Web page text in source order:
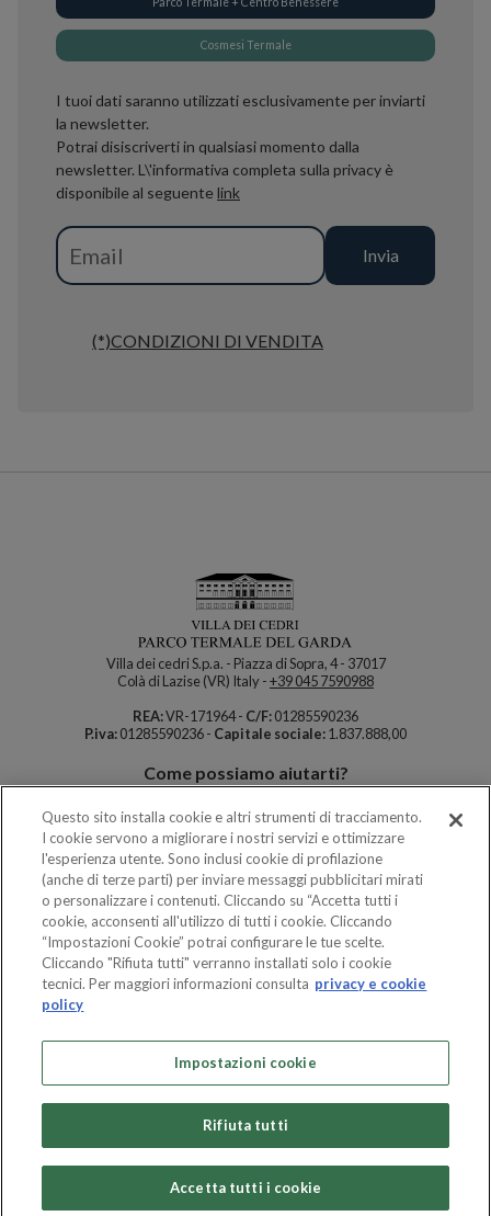
Cosmesi Termale
I tuoi dati saranno utilizzati esclusivamente per inviarti
la newsletter.
Potrai disiscriverti in qualsiasi momento dalla
newsletter. L\'informativa completa sulla privacy è
disponibile al seguente link
(*)CONDIZIONI DI VENDITA
Villa dei cedri S.p.a. - Piazza di Sopra, 4 - 37017
Colà di Lazise (VR) Italy -+39 045 7590988
REA:VR-171964 - C/F:01285590236
P.iva:01285590236 - Capitale sociale:1.837.888,00
Come possiamo aiutarti?
FAQ
Meeting ed eventi
Info
La nostra acqua termale
Mappa del Parco
Shop
Tariffe e orari
Privacy Policy|Condizioni di vendita|Whistleblowing
Questo sito installa cookie e altri strumenti di tracciamento.
I cookie servono a migliorare i nostri servizi e ottimizzare
l'esperienza utente. Sono inclusi cookie di profilazione
(anche di terze parti) per inviare messaggi pubblicitari mirati
o personalizzare i contenuti. Cliccando su “Accetta tutti i
cookie, acconsenti all'utilizzo di tutti i cookie. Cliccando
“Impostazioni Cookie” potrai configurare le tue scelte.
Cliccando "Rifiuta tutti" verranno installati solo i cookie
tecnici. Per maggiori informazioni consulta privacy e cookie
policy
Impostazioni cookie
Rifiuta tutti
Accetta tutti i cookie